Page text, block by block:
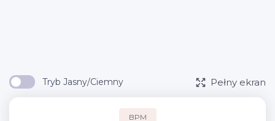
Tryb Jasny/Ciemny Pełny ekran
BPM